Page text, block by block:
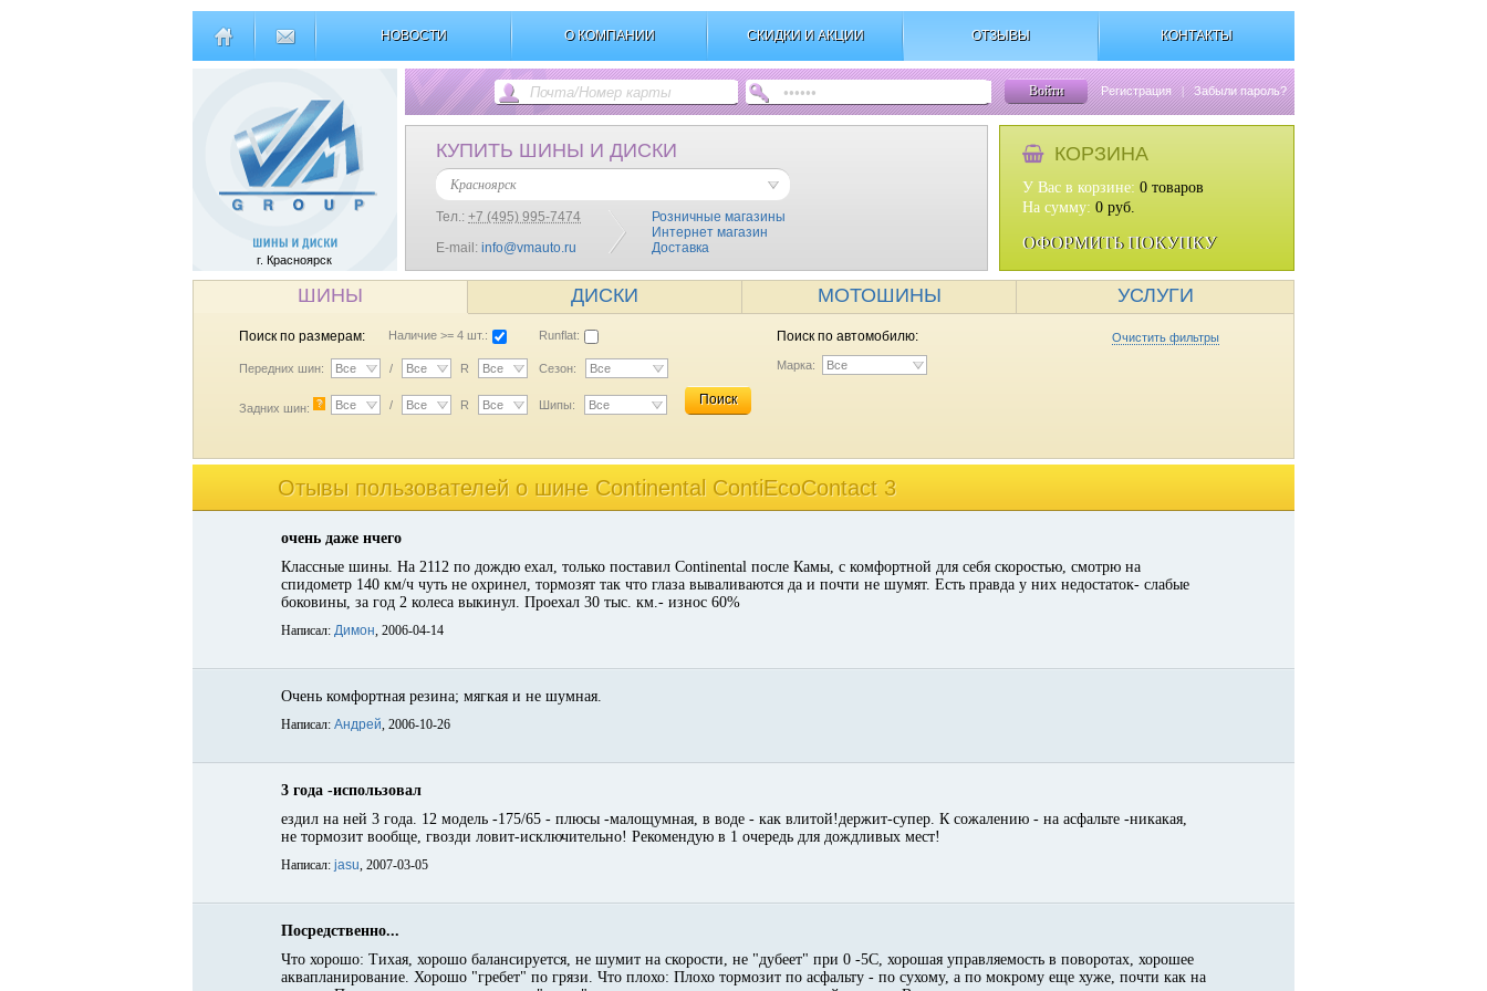
НОВОСТИ О КОМПАНИИ СКИДКИ И АКЦИИ ОТЗЫВЫ КОНТАКТЫ
г. Красноярск
Войти Регистрация | Забыли пароль?
КУПИТЬ ШИНЫ И ДИСКИ
Красноярск
Тел.: +7 (495) 995-7474
E-mail: info@vmauto.ru
Розничные магазины
Интернет магазин
Доставка
КОРЗИНА
У Вас в корзине: 0 товаров
На сумму: 0 руб.
ОФОРМИТЬ ПОКУПКУ
ШИНЫ ДИСКИ МОТОШИНЫ УСЛУГИ
Поиск по размерам: Наличие >= 4 шт.: Runflat:
Передних шин: Все / Все R Все Сезон: Все
Задних шин: ? Все / Все R Все Шипы: Все Поиск
Поиск по автомобилю: Очистить фильтры
Марка: Все
Отывы пользователей o шине Continental ContiEcoContact 3
очень даже нчего
Классные шины. На 2112 по дождю ехал, только поставил Continental после Камы, с комфортной для себя скоростью, смотрю на
спидометр 140 км/ч чуть не охринел, тормозят так что глаза вываливаются да и почти не шумят. Есть правда у них недостаток- слабые
боковины, за год 2 колеса выкинул. Проехал 30 тыс. км.- износ 60%
Написал: Димон, 2006-04-14
Очень комфортная резина; мягкая и не шумная.
Написал: Андрей, 2006-10-26
3 года -использовал
ездил на ней 3 года. 12 модель -175/65 - плюсы -малощумная, в воде - как влитой!держит-супер. К сожалению - на асфальте -никакая,
не тормозит вообще, гвозди ловит-исключительно! Рекомендую в 1 очередь для дождливых мест!
Написал: jasu, 2007-03-05
Посредственно...
Что хорошо: Тихая, хорошо балансируется, не шумит на скорости, не "дубеет" при 0 -5С, хорошая управляемость в поворотах, хорошее
аквапланирование. Хорошо "гребет" по грязи. Что плохо: Плохо тормозит по асфальту - по сухому, а по мокрому еще хуже, почти как на